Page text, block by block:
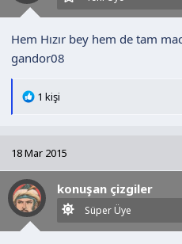
Hem Hızır bey hem de tam
gandor08
T
i
l
e
r
1 kişi
18 Mar 2015
konuşan çizgiler
Süper Üye